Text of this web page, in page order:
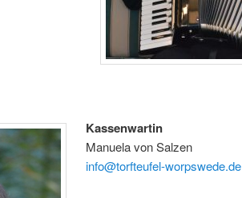
Kassenwartin
Manuela von Salzen
info@torfteufel-worpswede.de